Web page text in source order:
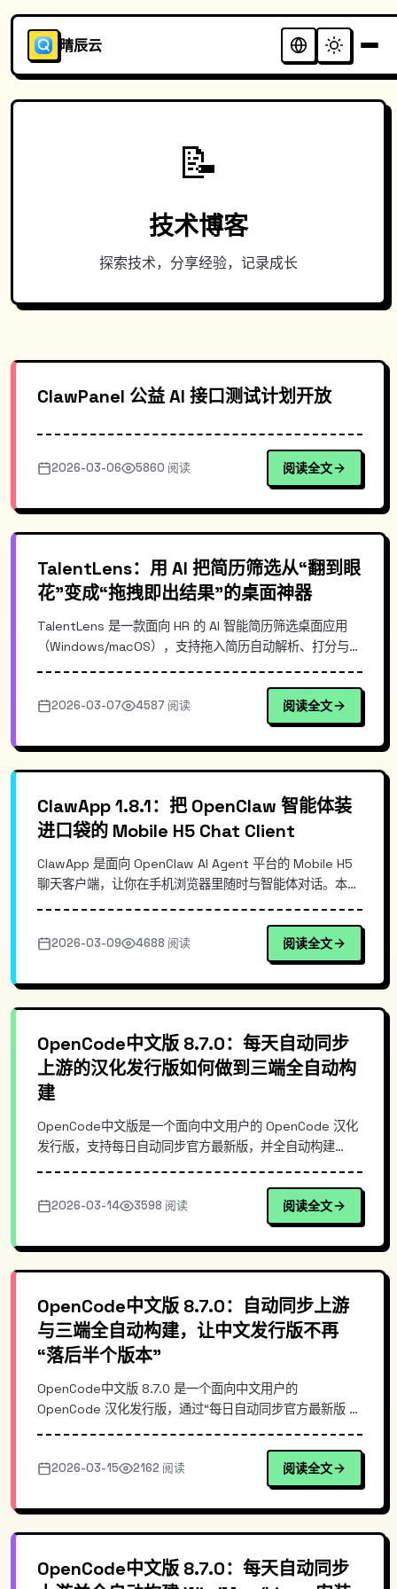
晴辰云
📝
技术博客
探索技术，分享经验，记录成长
ClawPanel 公益 AI 接口测试计划开放
2026-03-06 5860 阅读 阅读全文
TalentLens：用 AI 把简历筛选从“翻到眼
花”变成“拖拽即出结果”的桌面神器
TalentLens 是一款面向 HR 的 AI 智能简历筛选桌面应用
（Windows/macOS），支持拖入简历自动解析、打分与排
景、核心优势、落地流程与最佳实践，帮助招聘团队提升筛
选效率与一致性。
2026-03-07 4587 阅读 阅读全文
ClawApp 1.8.1：把 OpenClaw 智能体装
进口袋的 Mobile H5 Chat Client
ClawApp 是面向 OpenClaw AI Agent 平台的 Mobile H5
聊天客户端，让你在手机浏览器里随时与智能体对话。本文
说明它相对通用聊天壳与“直接用 Web 控制台”的差异，并
给出最小化的部署/使用命令示例，帮助你快速把
2026-03-09 4688 阅读 阅读全文
OpenCode中文版 8.7.0：每天自动同步
上游的汉化发行版如何做到三端全自动构
建
OpenCode中文版是一个面向中文用户的 OpenCode 汉化
发行版，支持每日自动同步官方最新版，并全自动构建
点出发，拆解其自动同步与构建流水线思路、发行版与上游
的差异、以及在团队落地时的安装与更新方式，帮助你快速
2026-03-14 3598 阅读 阅读全文
OpenCode中文版 8.7.0：自动同步上游
与三端全自动构建，让中文发行版不再
“落后半个版本”
OpenCode中文版 8.7.0 是一个面向中文用户的
OpenCode 汉化发行版，通过“每日自动同步官方最新版 +
汉化版更新滞后、手动打包繁琐与版本不一致问题。本文从
同步机制、构建架构与发布策略切入，说明其与手工汉化/
镜像站的差异，并给出快速安装与校验示例。
2026-03-15 2162 阅读 阅读全文
OpenCode中文版 8.7.0：每天自动同步